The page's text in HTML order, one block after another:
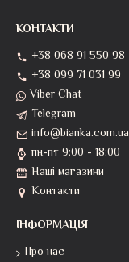
КОНТАКТИ
+38 068 91 550 98
+38 099 71 031 99
Viber Chat
Telegram
info@bianka.com.ua
пн-пт 9:00 - 18:00
Наші магазини
Контакти
ІНФОРМАЦІЯ
Про нас